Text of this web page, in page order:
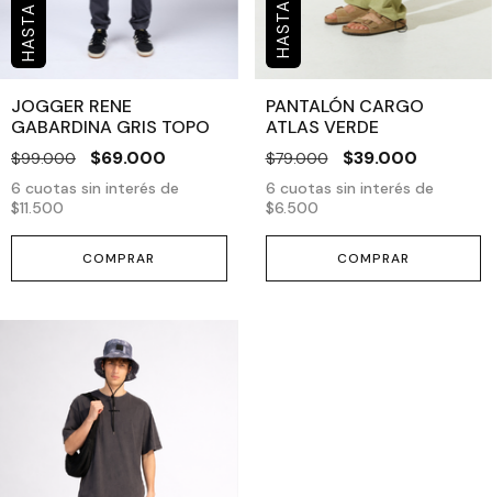
JOGGER RENE
GABARDINA GRIS TOPO
$99.000 $69.000
6 cuotas sin interés de
$11.500
COMPRAR
PANTALÓN CARGO
ATLAS VERDE
$79.000 $39.000
6 cuotas sin interés de
$6.500
COMPRAR